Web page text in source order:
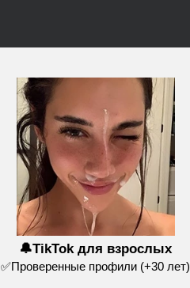
🔔TikTok для взрослых
✅Проверенные профили (+30 лет)